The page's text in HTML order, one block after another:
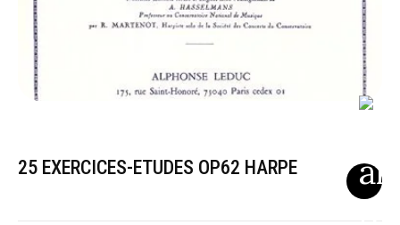
25 EXERCICES-ETUDES OP62 HARPE